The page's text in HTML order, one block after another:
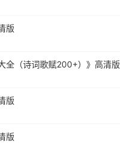
版
全（诗词歌赋200+）》高清版
版
版